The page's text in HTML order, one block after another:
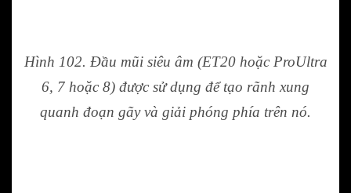
Hình 102. Đầu mũi siêu âm (ET20 hoặc ProUltra
6, 7 hoặc 8) được sử dụng để tạo rãnh xung
quanh đoạn gãy và giải phóng phía trên nó.